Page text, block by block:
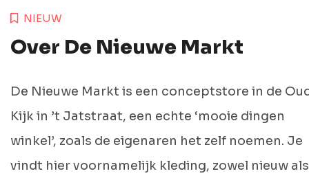
NIEUW
Over De Nieuwe Markt
De Nieuwe Markt is een conceptstore in de
Kijk in ’t Jatstraat, een echte ‘mooie dingen
winkel’, zoals de eigenaren het zelf noemen. Je
vindt hier voornamelijk kleding, zowel nieuw als